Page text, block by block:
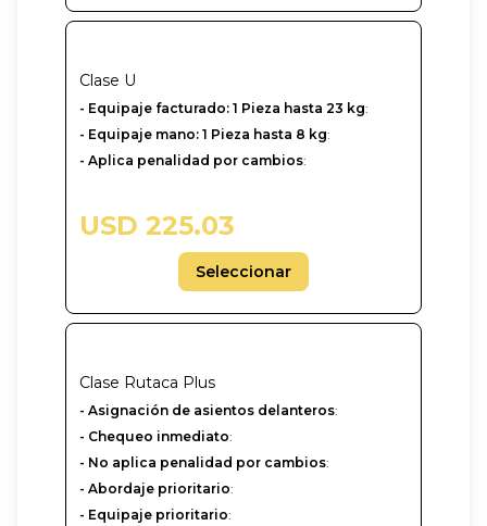
Clase U
-‎ Equipaje facturado: 1 Pieza hasta 23 kg:
- Equipaje mano: 1 Pieza hasta 8 kg:
- Aplica penalidad por cambios:
USD 225.03
Seleccionar
Clase Rutaca Plus
- Asignación de asientos delanteros:
- Chequeo inmediato:
- No aplica penalidad por cambios:
- Abordaje prioritario:
- Equipaje prioritario: